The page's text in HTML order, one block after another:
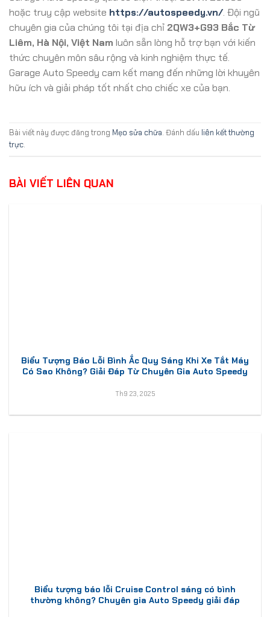
hoặc truy cập website https://autospeedy.vn/. Đội ngũ
chuyên gia của chúng tôi tại địa chỉ 2QW3+G93 Bắc Từ
Liêm, Hà Nội, Việt Nam luôn sẵn lòng hỗ trợ bạn với kiến
thức chuyên môn sâu rộng và kinh nghiệm thực tế.
Garage Auto Speedy cam kết mang đến những lời khuyên
hữu ích và giải pháp tốt nhất cho chiếc xe của bạn.
Bài viết này được đăng trong Mẹo sửa chữa. Đánh dấu liên kết thường
trực.
BÀI VIẾT LIÊN QUAN
Biểu Tượng Báo Lỗi Bình Ắc Quy Sáng Khi Xe Tắt Máy
Có Sao Không? Giải Đáp Từ Chuyên Gia Auto Speedy
Th9 23, 2025
Biểu tượng báo lỗi Cruise Control sáng có bình
thường không? Chuyên gia Auto Speedy giải đáp